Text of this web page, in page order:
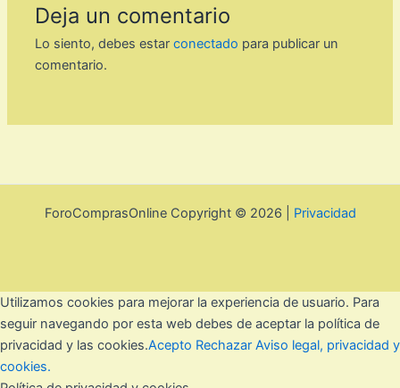
Deja un comentario
Lo siento, debes estarconectado para publicar un
comentario.
ForoComprasOnline Copyright © 2026 | Privacidad
Utilizamos cookies para mejorar la experiencia de usuario. Para
seguir navegando por esta web debes de aceptar la política de
privacidad y las cookies.Acepto Rechazar Aviso legal, privacidad y
cookies.